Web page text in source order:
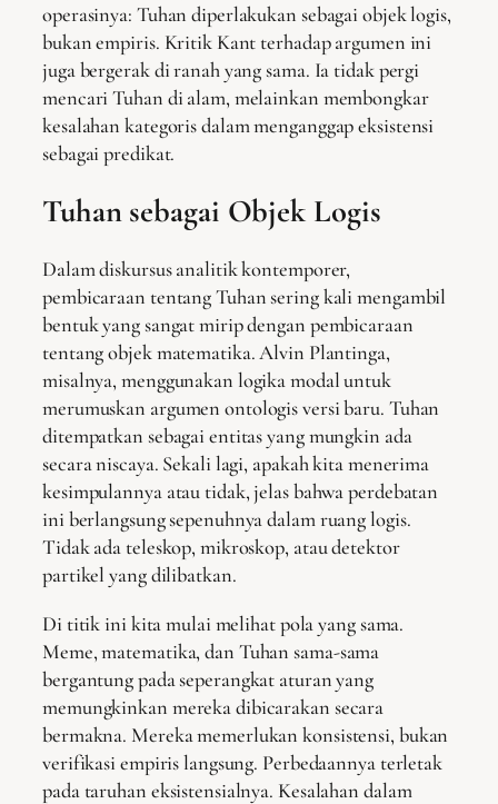
operasinya: Tuhan diperlakukan sebagai objek logis,
bukan empiris. Kritik Kant terhadap argumen ini
juga bergerak di ranah yang sama. Ia tidak pergi
mencari Tuhan di alam, melainkan membongkar
kesalahan kategoris dalam menganggap eksistensi
sebagai predikat.
Tuhan sebagai Objek Logis
Dalam diskursus analitik kontemporer,
pembicaraan tentang Tuhan sering kali mengambil
bentuk yang sangat mirip dengan pembicaraan
tentang objek matematika. Alvin Plantinga,
misalnya, menggunakan logika modal untuk
merumuskan argumen ontologis versi baru. Tuhan
ditempatkan sebagai entitas yang mungkin ada
secara niscaya. Sekali lagi, apakah kita menerima
kesimpulannya atau tidak, jelas bahwa perdebatan
ini berlangsung sepenuhnya dalam ruang logis.
Tidak ada teleskop, mikroskop, atau detektor
partikel yang dilibatkan.
Di titik ini kita mulai melihat pola yang sama.
Meme, matematika, dan Tuhan sama-sama
bergantung pada seperangkat aturan yang
memungkinkan mereka dibicarakan secara
bermakna. Mereka memerlukan konsistensi, bukan
verifikasi empiris langsung. Perbedaannya terletak
pada taruhan eksistensialnya. Kesalahan dalam